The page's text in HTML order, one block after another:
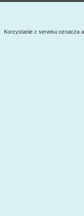
Korzystanie z serwisu oznacza